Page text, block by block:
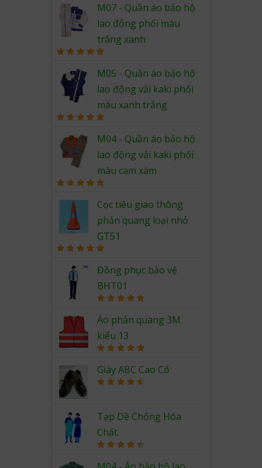
out of 5
M07 - Quần áo bảo hộ
lao động phối màu
trắng xanh
out of 5
M05 - Quần áo bảo hộ
lao động vải kaki phối
màu xanh trắng
out of 5
M04 - Quần áo bảo hộ
lao động vải kaki phối
màu cam xám
out of 5
Cọc tiêu giao thông
phản quang loại nhỏ
GT51
out of 5
Đồng phục bảo vệ
BHT01
out of 5
Áo phản quang 3M
kiểu 13
out of 5
Giày ABC Cao Cổ
Tạp Dề Chống Hóa
Chất
out of 5